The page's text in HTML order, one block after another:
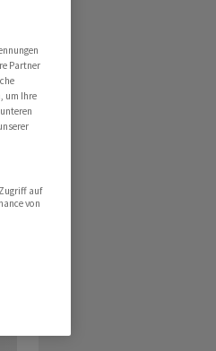
Partner
um Ihre
auf
von